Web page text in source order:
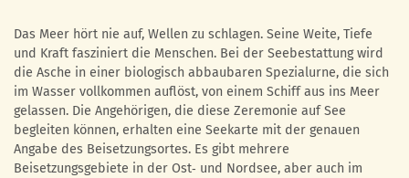
Das Meer hört nie auf, Wellen zu schlagen. Seine Weite, Tiefe
und Kraft fasziniert die Menschen. Bei der Seebestattung wird
die Asche in einer biologisch abbaubaren Spezialurne, die sich
im Wasser vollkommen auflöst, von einem Schiff aus ins Meer
gelassen. Die Angehörigen, die diese Zeremonie auf See
begleiten können, erhalten eine Seekarte mit der genauen
Angabe des Beisetzungsortes. Es gibt mehrere
Beisetzungsgebiete in der Ost‐ und Nordsee, aber auch im